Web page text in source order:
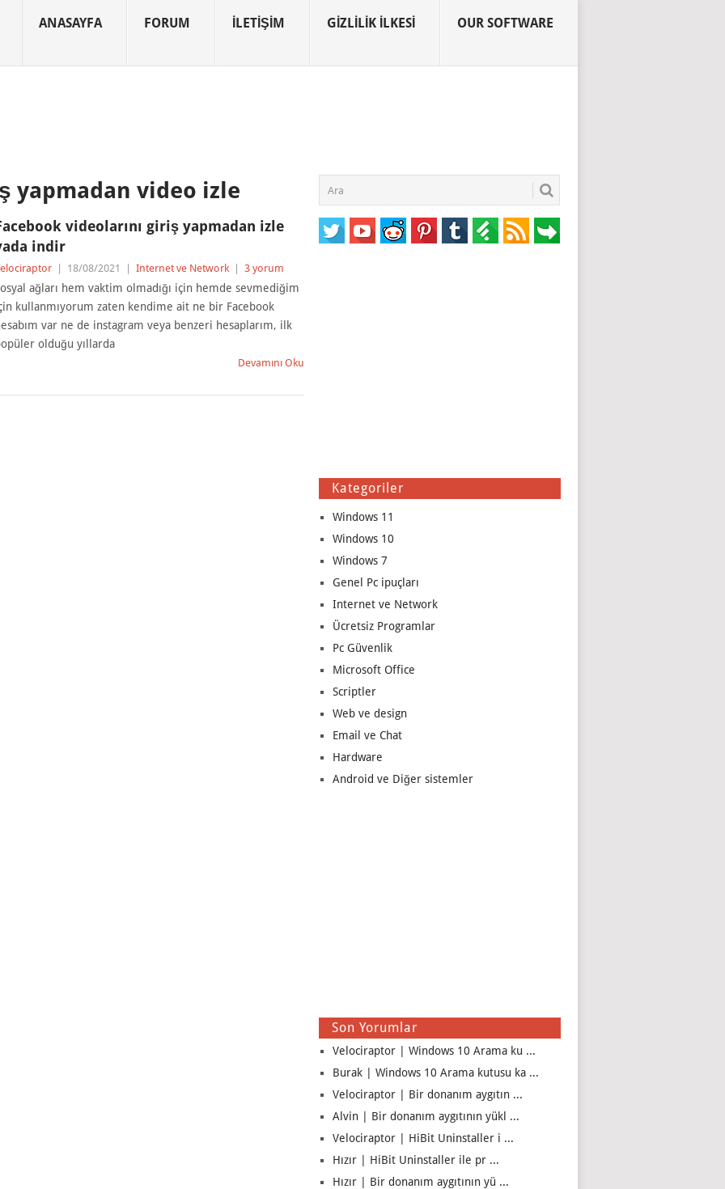
ANASAYFA FORUM İLETIŞIM GIZLILIK İLKESI OUR SOFTWARE
yapmadan video izle
videolarını giriş yapmadan izle
indir
18/08/2021 Internet ve Network 3 yorum
ağları hem vaktim olmadığı için hemde sevmediğim
kullanmıyorum zaten kendime ait ne bir Facebook
var ne de instagram veya benzeri hesaplarım, ilk
olduğu yıllarda
Devamını Oku
Kategoriler
Windows 11
Windows 10
Windows 7
Genel Pc ipuçları
Internet ve Network
Ücretsiz Programlar
Pc Güvenlik
Microsoft Office
Scriptler
Web ve design
Email ve Chat
Hardware
Android ve Diğer sistemler
Son Yorumlar
Velociraptor | Windows 10 Arama ku ...
Burak | Windows 10 Arama kutusu ka ...
Velociraptor | Bir donanım aygıtın ...
Alvin | Bir donanım aygıtının yükl ...
Velociraptor | HiBit Uninstaller i ...
Hızır | HiBit Uninstaller ile pr ...
Hızır | Bir donanım aygıtının yü ...